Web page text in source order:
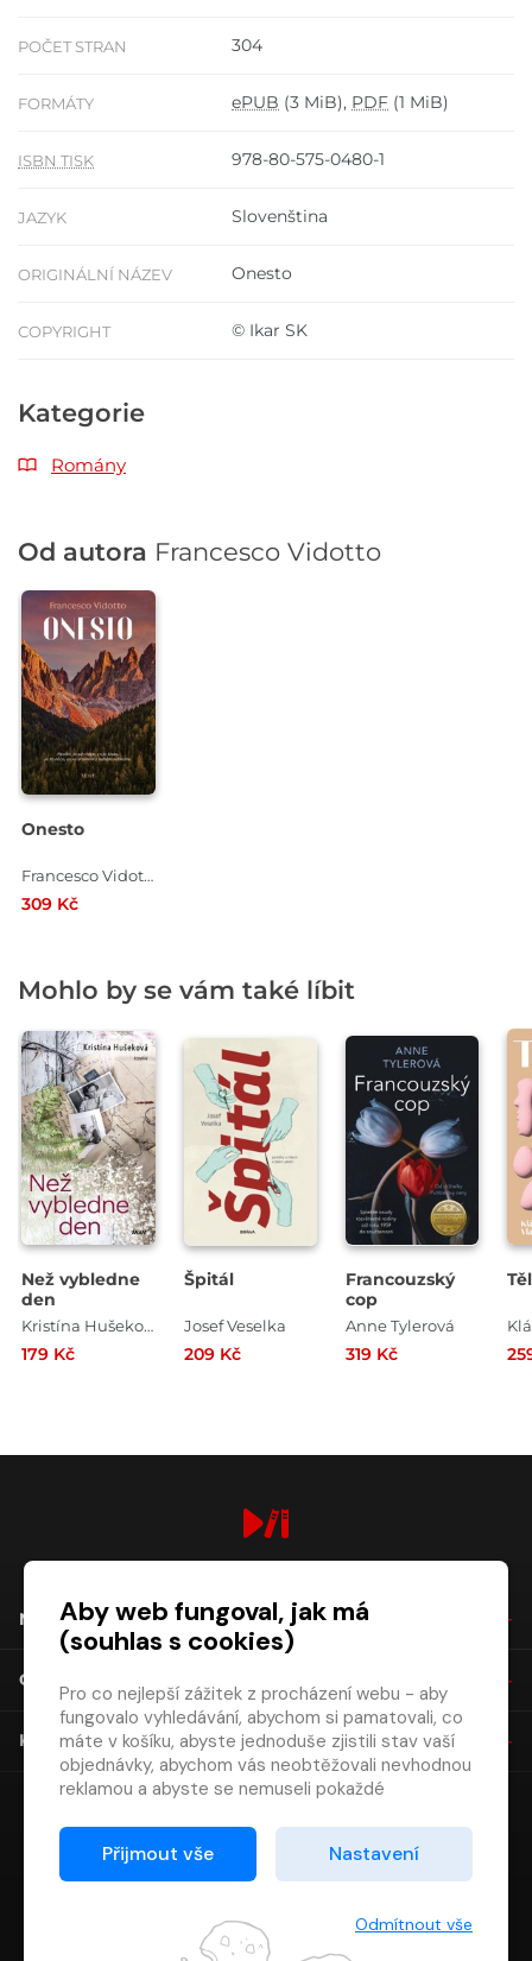
POČET STRAN 304
FORMÁTY ePUB (3 MiB), PDF (1 MiB)
ISBN TISK 978-80-575-0480-1
JAZYK Slovenština
ORIGINÁLNÍ NÁZEV Onesto
COPYRIGHT © Ikar SK
Kategorie
Romány
Od autora Francesco Vidotto
Onesto
Francesco Vidotto
309 Kč
Mohlo by se vám také líbit
Než vybledne
den
Kristína Hušeková
179 Kč
Špitál
Josef Veselka
209 Kč
Francouzský
cop
Anne Tylerová
319 Kč
NÁKUP
O SPOLEČNOSTI
KONTAKT
Aby web fungoval, jak má
(souhlas s cookies)
Pro co nejlepší zážitek z procházení webu - aby
fungovalo vyhledávání, abychom si pamatovali, co
máte v košíku, abyste jednoduše zjistili stav vaší
objednávky, abychom vás neobtěžovali nevhodnou
reklamou a abyste se nemuseli pokaždé
Proto od vás potřebujeme souhlas se
zpracováním souborů cookies
Děkujeme, že nám ho dáte a pomůžete nám tak
Přijmout vše Nastavení
Odmítnout vše